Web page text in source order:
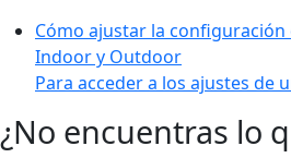
Cómo ajustar la
Indoor y Outdoor
Para acceder a los ajustes de
¿No encuentras lo